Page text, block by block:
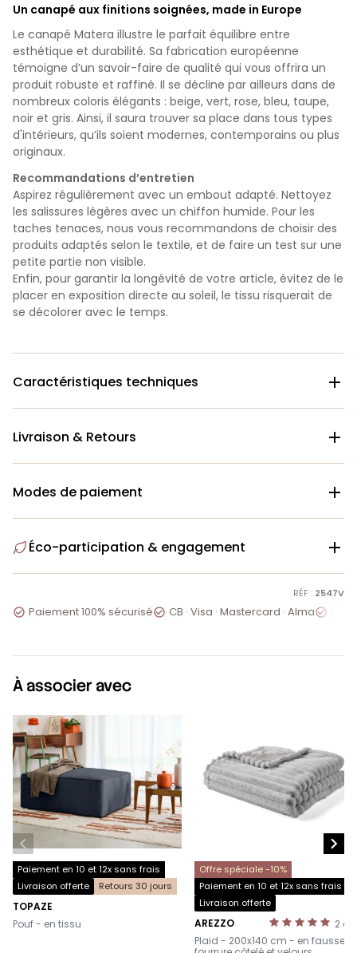
Un canapé aux finitions soignées, made in Europe
Le canapé Matera illustre le parfait équilibre entre
esthétique et durabilité. Sa fabrication européenne
témoigne d’un savoir-faire de qualité qui vous offrira un
produit robuste et raffiné. Il se décline par ailleurs dans de
nombreux coloris élégants : beige, vert, rose, bleu, taupe,
noir et gris. Ainsi, il saura trouver sa place dans tous types
d'intérieurs, qu’ils soient modernes, contemporains ou plus
originaux.
Recommandations d’entretien
Aspirez régulièrement avec un embout adapté. Nettoyez
les salissures légères avec un chiffon humide. Pour les
taches tenaces, nous vous recommandons de choisir des
produits adaptés selon le textile, et de faire un test sur une
petite partie non visible.
Enfin, pour garantir la longévité de votre article, évitez de le
placer en exposition directe au soleil, le tissu risquerait de
se décolorer avec le temps.
Caractéristiques techniques 
Livraison & Retours 
Modes de paiement 
Éco-participation & engagement 
RÉF : 2547V
 Paiement 100% sécurisé CB · Visa · Mastercard · Alma
À associer avec
Paiement en 10 et 12x sans frais
Livraison offerte
Retours 30 jours
TOPAZE
-
Pouf - en tissu
Offre spéciale -10%
Paiement en 10 et 12x sans frais
Livraison offerte
2
AREZZO
-
Plaid - 200x140 cm - en fausse
 